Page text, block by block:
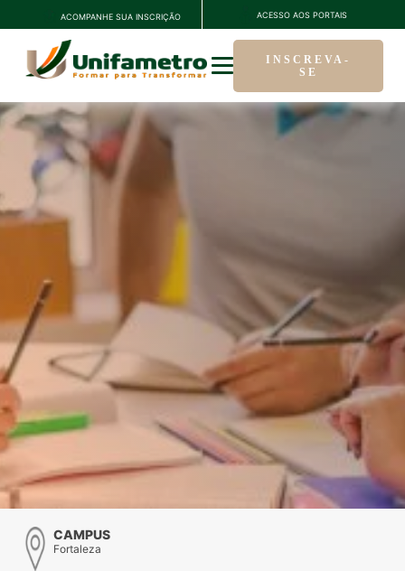
ACOMPANHE SUA INSCRIÇÃO ACESSO AOS PORTAIS
INSCREVA-
SE
CAMPUS
Fortaleza